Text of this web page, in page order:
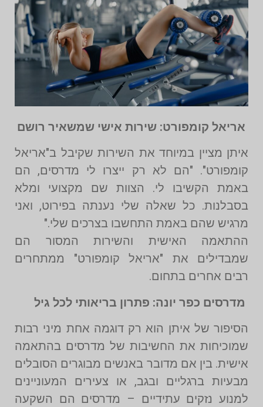
אריאל קומפורט: שירות אישי שמשאיר רושם
איתן מציין במיוחד את השירות שקיבל ב"אריאל
קומפורט". "הם לא רק ייצרו לי מדרסים, הם
באמת הקשיבו לי. הצוות שם מקצועי ומלא
בסבלנות. כל שאלה שלי נענתה בפירוט, ואני
מרגיש שהם באמת התחשבו בצרכים שלי."
ההתאמה האישית והשירות המסור הם
שמבדילים את "אריאל קומפורט" ממתחרים
רבים אחרים בתחום.
מדרסים כפר יונה: פתרון בריאותי לכל גיל
הסיפור של איתן הוא רק דוגמה אחת מיני רבות
שמוכיחות את החשיבות של מדרסים בהתאמה
אישית. בין אם מדובר באנשים מבוגרים הסובלים
מבעיות ברגליים ובגב, או צעירים המעוניינים
למנוע נזקים עתידיים – מדרסים הם השקעה